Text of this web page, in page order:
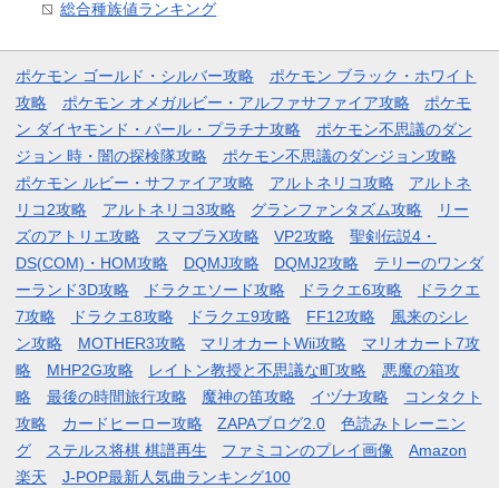
総合種族値ランキング
ポケモン ゴールド・シルバー攻略
ポケモン ブラック・ホワイト
攻略
ポケモン オメガルビー・アルファサファイア攻略
ポケモ
ン ダイヤモンド・パール・プラチナ攻略
ポケモン不思議のダン
ジョン 時・闇の探検隊攻略
ポケモン不思議のダンジョン攻略
ポケモン ルビー・サファイア攻略
アルトネリコ攻略
アルトネ
リコ2攻略
アルトネリコ3攻略 グランファンタズム攻略
リー
ズのアトリエ攻略
スマブラX攻略 VP2攻略
聖剣伝説4・
DS(COM)・HOM攻略
DQMJ攻略 DQMJ2攻略
テリーのワンダ
ーランド3D攻略
ドラクエソード攻略 ドラクエ6攻略
ドラクエ
7攻略
ドラクエ8攻略 ドラクエ9攻略 FF12攻略
風来のシレ
ン攻略
MOTHER3攻略 マリオカートWii攻略
マリオカート7攻
略
MHP2G攻略 レイトン教授と不思議な町攻略
悪魔の箱攻
略
最後の時間旅行攻略 魔神の笛攻略 イヅナ攻略
コンタクト
攻略
カードヒーロー攻略 ZAPAブログ2.0
色読みトレーニン
グ
ステルス将棋 棋譜再生 ファミコンのプレイ画像
Amazon
楽天
J-POP最新人気曲ランキング100